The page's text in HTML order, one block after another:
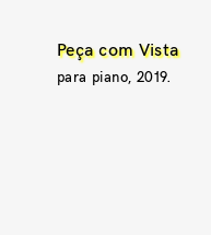
Peça com Vista
para piano, 2019.